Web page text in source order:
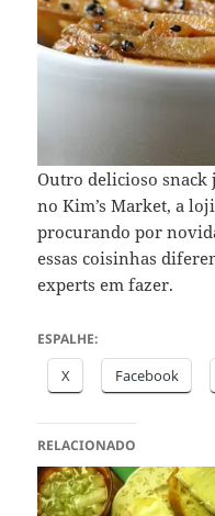
Outro delicioso snack
no Kim’s Market, a
procurando por
essas coisinhas
experts em fazer.
ESPALHE:
X Facebook
RELACIONADO